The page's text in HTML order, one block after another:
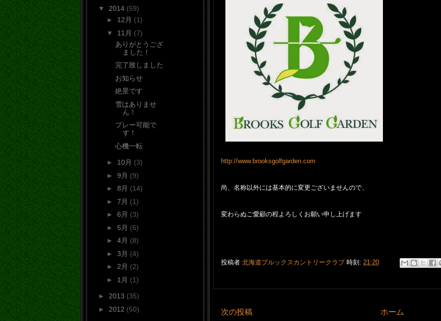
http://www.brooksgolfgarden.com
尚、名称以外には基本的に変更ございませんので、
変わらぬご愛顧の程よろしくお願い申し上げます
投稿者 北海道ブルックスカントリークラブ 時刻: 21:20
次の投稿 ホーム
▼ 2014 (59)
► 12月 (1)
▼ 11月 (7)
ありがとうござ
ました！
完了致しました
お知らせ
絶景です
雪はありませ
ん！
プレー可能で
す！
心機一転
► 10月 (3)
► 9月 (9)
► 8月 (14)
► 7月 (1)
► 6月 (3)
► 5月 (6)
► 4月 (8)
► 3月 (4)
► 2月 (2)
► 1月 (1)
► 2013 (35)
► 2012 (50)